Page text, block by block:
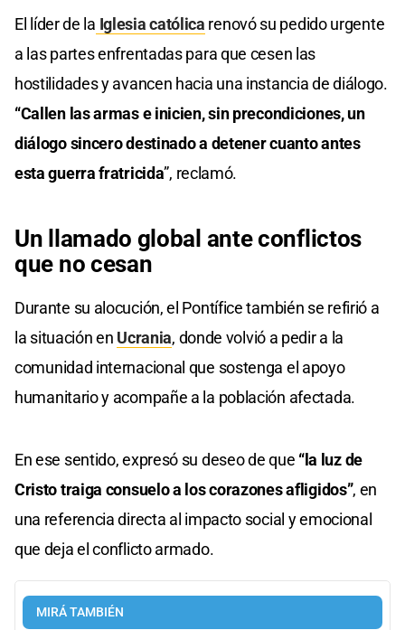
El líder de la Iglesia católica renovó su pedido urgente
a las partes enfrentadas para que cesen las
hostilidades y avancen hacia una instancia de diálogo.
“Callen las armas e inicien, sin precondiciones, un
diálogo sincero destinado a detener cuanto antes
esta guerra fratricida”, reclamó.
Un llamado global ante conflictos
que no cesan
Durante su alocución, el Pontífice también se refirió a
la situación en Ucrania, donde volvió a pedir a la
comunidad internacional que sostenga el apoyo
humanitario y acompañe a la población afectada.
En ese sentido, expresó su deseo de que “la luz de
Cristo traiga consuelo a los corazones afligidos”, en
una referencia directa al impacto social y emocional
que deja el conflicto armado.
MIRÁ TAMBIÉN